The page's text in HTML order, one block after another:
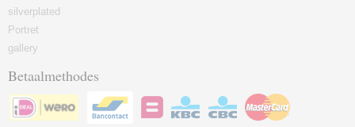
silverplated
Portret
gallery
Betaalmethodes